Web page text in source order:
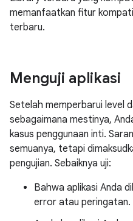
memanfaatkan fitur
terbaru.
Menguji aplikasi
Setelah memperbarui level
sebagaimana mestinya,
kasus penggunaan inti.
semuanya, tetapi
pengujian. Sebaiknya uji:
Bahwa aplikasi Anda
error atau peringatan.